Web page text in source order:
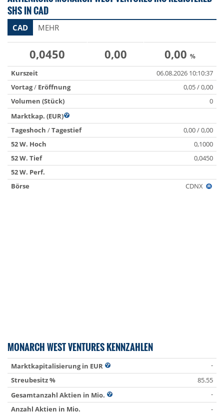
SHS IN CAD
CAD MEHR
0,0450 0,00 0,00 %
Kurszeit
06.08.2026 10:10:37
Vortag/ Eröffnung
0,05 / 0,00
Volumen (Stück)
0
Marktkap. (EUR)
Tageshoch /Tagestief
0,00 / 0,00
52 W. Hoch
0,1000
52 W. Tief
0,0450
52 W. Perf.
Börse
CDNX
MONARCH WEST VENTURES KENNZAHLEN
Marktkapitalisierung in EUR
-
Streubesitz %
85.55
Gesamtanzahl Aktien in Mio.
-
Anzahl Aktien in Mio.
-